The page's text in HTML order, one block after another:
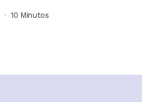
10 Minutos ⁮